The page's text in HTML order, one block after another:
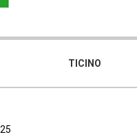
TICINO